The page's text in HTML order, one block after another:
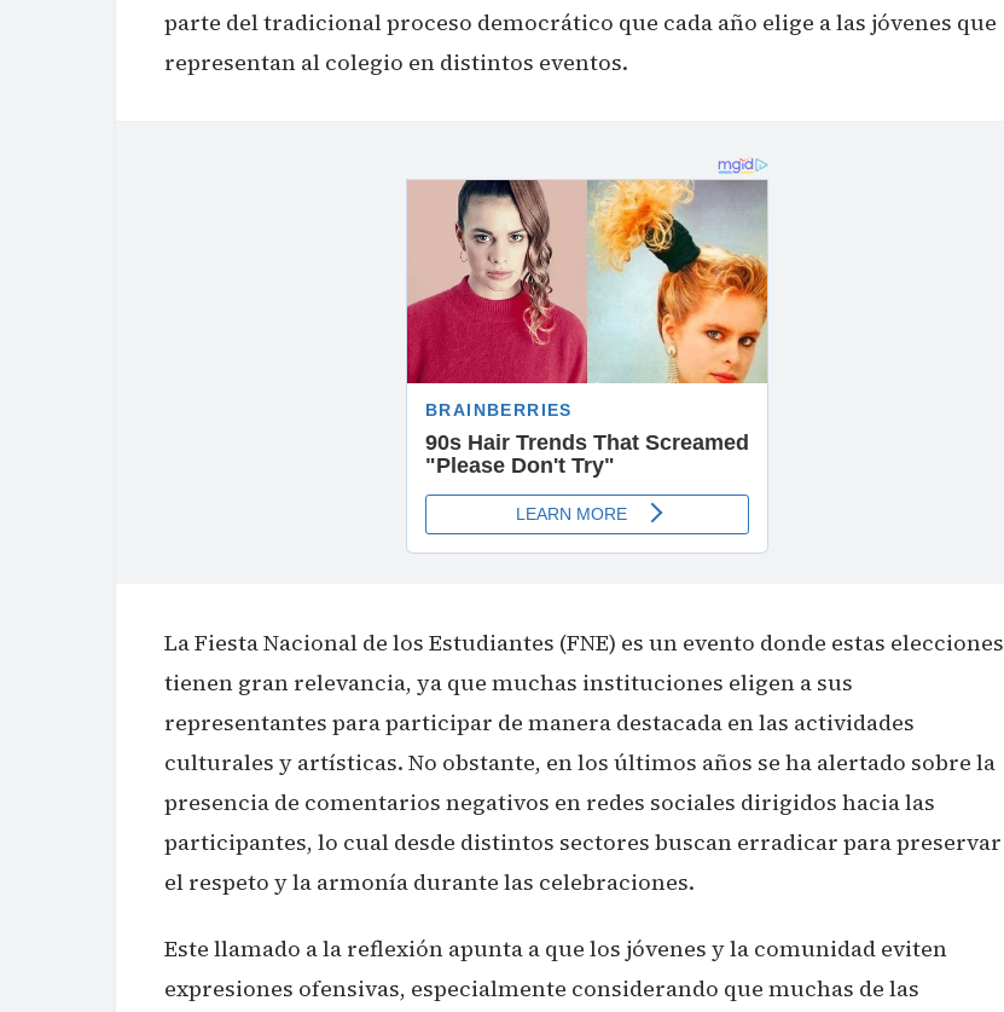
parte del tradicional proceso democrático que cada año elige a las jóvenes que
representan al colegio en distintos eventos.
La Fiesta Nacional de los Estudiantes (FNE) es un evento donde estas elecciones
tienen gran relevancia, ya que muchas instituciones eligen a sus
representantes para participar de manera destacada en las actividades
culturales y artísticas. No obstante, en los últimos años se ha alertado sobre la
presencia de comentarios negativos en redes sociales dirigidos hacia las
participantes, lo cual desde distintos sectores buscan erradicar para preservar
el respeto y la armonía durante las celebraciones.
Este llamado a la reflexión apunta a que los jóvenes y la comunidad eviten
expresiones ofensivas, especialmente considerando que muchas de las